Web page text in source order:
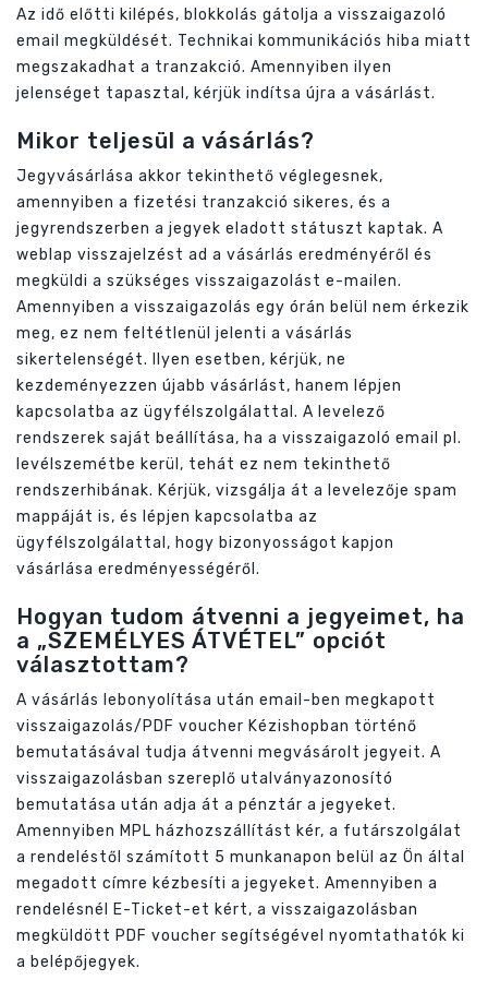
Az idő előtti kilépés, blokkolás gátolja a visszaigazoló
email megküldését. Technikai kommunikációs hiba miatt
megszakadhat a tranzakció. Amennyiben ilyen
jelenséget tapasztal, kérjük indítsa újra a vásárlást.
Mikor teljesül a vásárlás?
Jegyvásárlása akkor tekinthető véglegesnek,
amennyiben a fizetési tranzakció sikeres, és a
jegyrendszerben a jegyek eladott státuszt kaptak. A
weblap visszajelzést ad a vásárlás eredményéről és
megküldi a szükséges visszaigazolást e-mailen.
Amennyiben a visszaigazolás egy órán belül nem érkezik
meg, ez nem feltétlenül jelenti a vásárlás
sikertelenségét. Ilyen esetben, kérjük, ne
kezdeményezzen újabb vásárlást, hanem lépjen
kapcsolatba az ügyfélszolgálattal. A levelező
rendszerek saját beállítása, ha a visszaigazoló email pl.
levélszemétbe kerül, tehát ez nem tekinthető
rendszerhibának. Kérjük, vizsgálja át a levelezője spam
mappáját is, és lépjen kapcsolatba az
ügyfélszolgálattal, hogy bizonyosságot kapjon
vásárlása eredményességéről.
Hogyan tudom átvenni a jegyeimet, ha
a „SZEMÉLYES ÁTVÉTEL” opciót
választottam?
A vásárlás lebonyolítása után email-ben megkapott
visszaigazolás/PDF voucher Kézishopban történő
bemutatásával tudja átvenni megvásárolt jegyeit. A
visszaigazolásban szereplő utalványazonosító
bemutatása után adja át a pénztár a jegyeket.
Amennyiben MPL házhozszállítást kér, a futárszolgálat
a rendeléstől számított 5 munkanapon belül az Ön által
megadott címre kézbesíti a jegyeket. Amennyiben a
rendelésnél E-Ticket-et kért, a visszaigazolásban
megküldött PDF voucher segítségével nyomtathatók ki
a belépőjegyek.